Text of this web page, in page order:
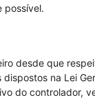
possível.
desde que
na Lei
do controlador,